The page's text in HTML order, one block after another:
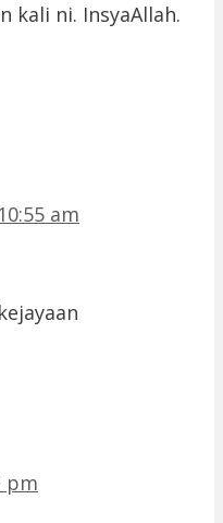
kali ni. InsyaAllah.
am
pm